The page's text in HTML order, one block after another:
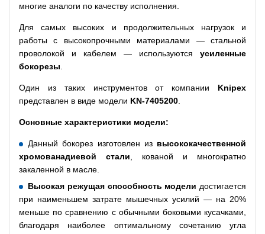
многие аналоги по качеству исполнения.
Для самых высоких и продолжительных нагрузок и
работы с высокопрочными материалами — стальной
проволокой и кабелем — используются усиленные
бокорезы
Один из таких инструментов от компании Knipex
представлен в виде модели KN-7405200
Основные характеристики модели:
Данный бокорез изготовлен из высококачественной
хромованадиевой стали , кованой и многократно
закаленной в масле.
Высокая режущая способность модели достигается
при наименьшем затрате мышечных усилий — на 20%
меньше по сравнению с обычными боковыми кусачками,
благодаря наиболее оптимальному сочетанию угла